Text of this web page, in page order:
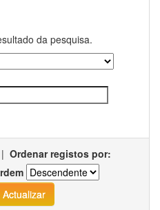
da pesquisa.
| Ordenar registos por: